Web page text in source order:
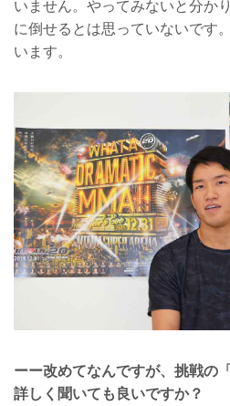
いません。やってみないと分か
に倒せるとは思っていないです
います。
ーー改めてなんですが、挑戦の
詳しく聞いても良いですか？